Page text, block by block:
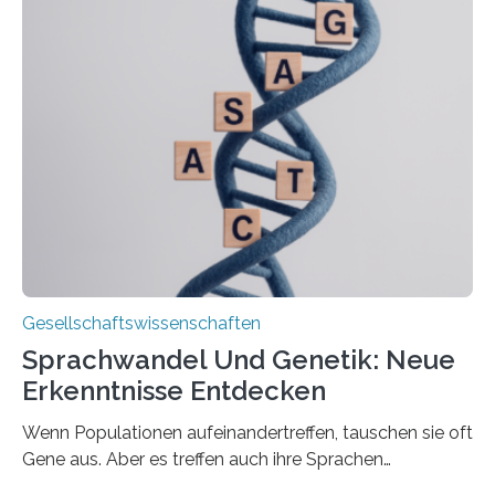
Wissenschaftler*innen des Deutschen Zentrums für
Altersfragen, des DIW Berlin und der TU Dortmund
aktuelle Pflegearrangements. Besonderes Augenmerk
wurde auf die Unterschiede zwischen Angehörigen-
und Zugehörigenpflege in und außerhalb des eigenen
Haushalts gelegt. Pflege im eigenen Haushalt richtet
sich oft an den/die Partner*in und dies häufig im
Gesellschaftswissenschaften
Sprachwandel Und Genetik: Neue
Erkenntnisse Entdecken
Wenn Populationen aufeinandertreffen, tauschen sie oft
Gene aus. Aber es treffen auch ihre Sprachen